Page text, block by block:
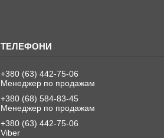
+380 (63) 442-75-06
Менеджер по продажам
+380 (68) 584-83-45
Менеджер по продажам
+380 (63) 442-75-06
Viber